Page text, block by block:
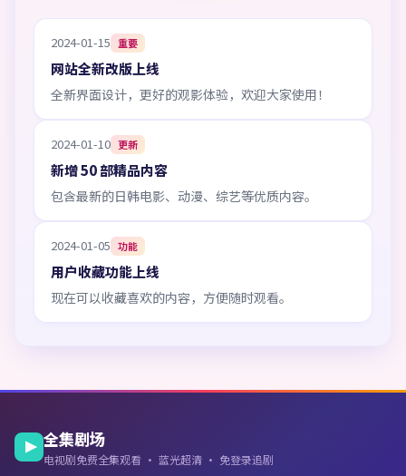
2024-01-15 重要
网站全新改版上线
全新界面设计，更好的观影体验，欢迎大家使用！
2024-01-10 更新
新增 50 部精品内容
包含最新的日韩电影、动漫、综艺等优质内容。
2024-01-05 功能
用户收藏功能上线
现在可以收藏喜欢的内容，方便随时观看。
全集剧场
电视剧免费全集观看 · 蓝光超清 · 免登录追剧